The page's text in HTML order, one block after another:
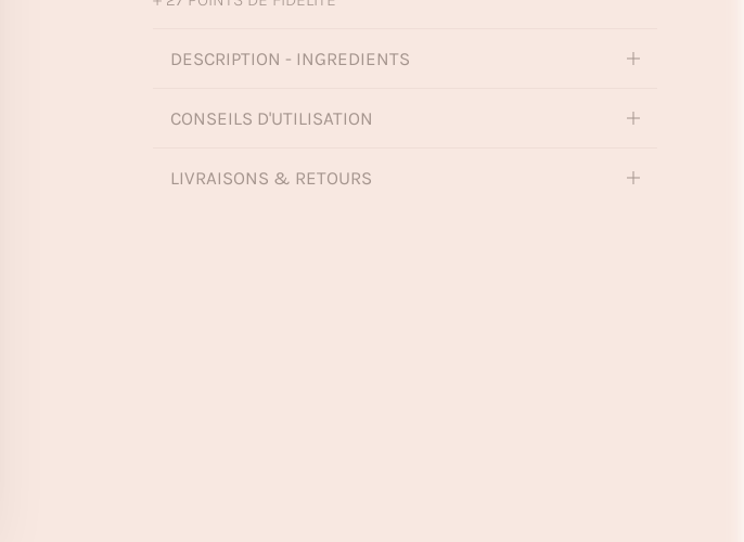
DESCRIPTION - INGREDIENTS
CONSEILS D'UTILISATION
LIVRAISONS & RETOURS